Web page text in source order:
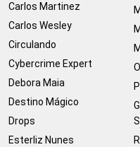
Carlos Martinez
Carlos Wesley
Circulando
Cybercrime Expert
Debora Maia
Destino Mágico
Drops
Esterliz Nunes